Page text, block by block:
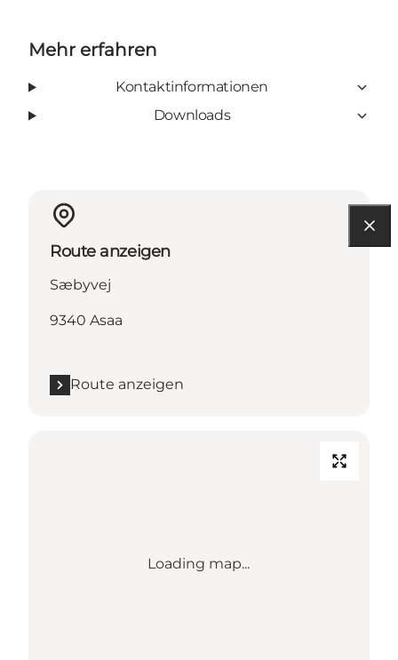
Mehr erfahren
Kontaktinformationen
Downloads
Route anzeigen
Sæbyvej
9340 Asaa
Route anzeigen
Loading map...